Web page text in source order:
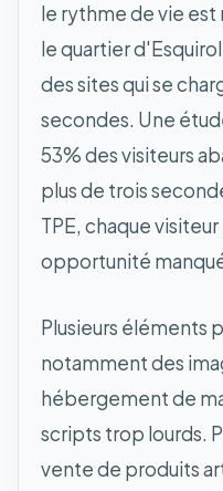
le rythme de vie
le quartier
des sites qui se
secondes. Une
53% des visiteurs
plus de trois
TPE, chaque
opportunité
Plusieurs éléments
notamment des
hébergement de
scripts trop lourds.
vente de produits